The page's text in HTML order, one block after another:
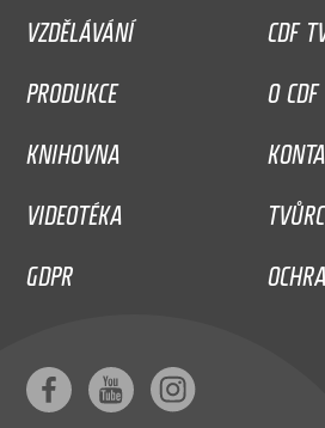
VZDĚLÁVÁNÍ
CDF
PRODUKCE
O CDF
KNIHOVNA
VIDEOTÉKA
GDPR